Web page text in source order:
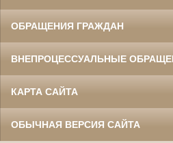
ОБРАЩЕНИЯ ГРАЖДАН
ВНЕПРОЦЕССУАЛЬНЫЕ
КАРТА САЙТА
ОБЫЧНАЯ ВЕРСИЯ САЙТА